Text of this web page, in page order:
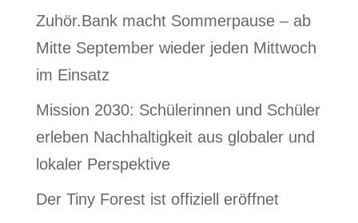
Zuhör.Bank macht Sommerpause – ab
Mitte September wieder jeden Mittwoch
im Einsatz
Mission 2030: Schülerinnen und Schüler
erleben Nachhaltigkeit aus globaler und
lokaler Perspektive
Der Tiny Forest ist offiziell eröffnet